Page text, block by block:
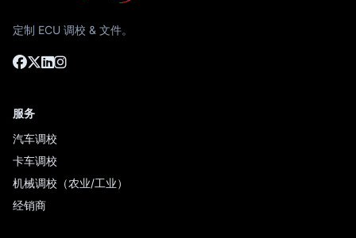
定制 ECU 调校 & 文件。
服务
汽车调校
卡车调校
机械调校（农业/工业）
经销商